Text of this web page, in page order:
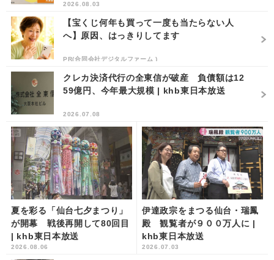
2026.08.03
【宝くじ何年も買って一度も当たらない人
へ】原因、はっきりしてます
PR(合同会社デジタルファーム )
クレカ決済代行の全東信が破産 負債額は12
59億円、今年最大規模 | khb東日本放送
2026.07.08
夏を彩る「仙台七夕まつり」
が開幕 戦後再開して80回目
| khb東日本放送
2026.08.06
伊達政宗をまつる仙台・瑞鳳
殿 観覧者が９００万人に |
khb東日本放送
2026.07.03